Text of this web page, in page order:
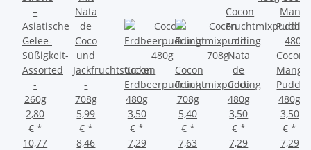
–
Asiatische
Gelee-
Süßigkeit-
Assorted
-
260g
2,80
€ *
10,77
Nata
de
Coco
und
Jackfruchtstücken
-
708g
5,99
€ *
8,46
Cocon
Erdbeerpudding
480g
3,50
€*
7,29
Cocon
Fruchtmixpudding
708g
5,40
€ *
7,63
Cocon
mit
Nata
de
Coco
480g
3,50
€ *
7,29
Cocon
Mango
480g
3,50
€*
7,29